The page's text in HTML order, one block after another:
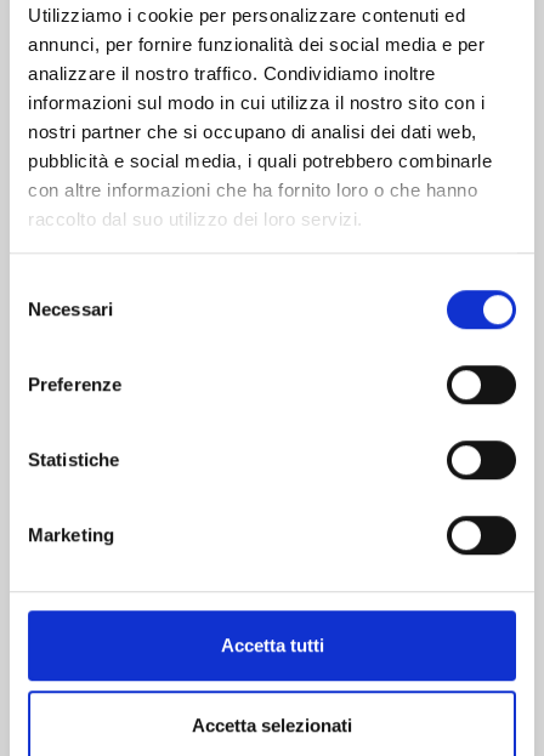
Utilizziamo i cookie per personalizzare contenuti ed
annunci, per fornire funzionalità dei social media e per
analizzare il nostro traffico. Condividiamo inoltre
informazioni sul modo in cui utilizza il nostro sito con i
nostri partner che si occupano di analisi dei dati web,
pubblicità e social media, i quali potrebbero combinarle
con altre informazioni che ha fornito loro o che hanno
raccolto dal suo utilizzo dei loro servizi.
delNecessari
Preferenze
Statistiche
Marketing
Accetta tutti
Accetta selezionati
Altri volumi della serie
€ 12,90